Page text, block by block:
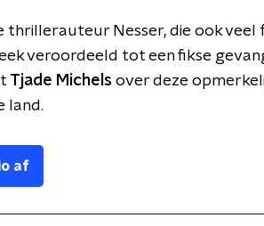
thrillerauteur Nesser, die ook veel
veroordeeld tot een fikse
Tjade Michels over deze
land.
af